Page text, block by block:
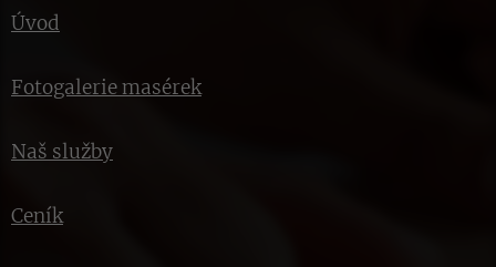
Úvod
Fotogalerie masérek
Naš služby
Ceník